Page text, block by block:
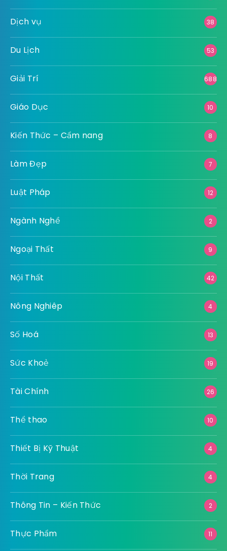
Dịch vụ 38
Du Lịch 53
Giải Trí 688
Giáo Dục 10
Kiến Thức – Cẩm nang 8
Làm Đẹp 7
Luật Pháp 12
Ngành Nghề 2
Ngoại Thất 9
Nội Thất 42
Nông Nghiêp 4
Số Hoá 13
Sức Khoẻ 19
Tài Chính 26
Thể thao 10
Thiết Bị Kỹ Thuật 4
Thời Trang 4
Thông Tin – Kiến Thức 2
Thực Phẩm 11